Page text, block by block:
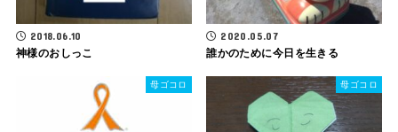
2018.06.10
神様のおしっこ
2020.05.07
誰かのために今日を生きる
母ゴコロ 母ゴコロ